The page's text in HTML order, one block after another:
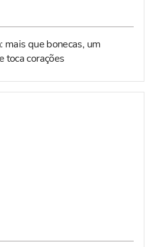
mais que bonecas, um
toca corações